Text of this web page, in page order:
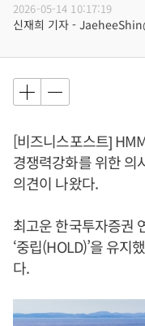
2026-05-14 10:17:19
신재희 기자 -
[비즈니스포스트]
경쟁력강화를 위한 의
의견이 나왔다.
최고운 한국투자증권
‘중립(HOLD)’을 유지
다.